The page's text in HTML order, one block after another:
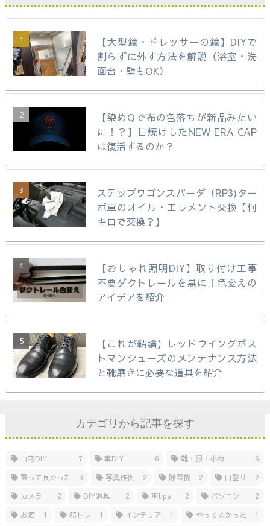
【大型鏡・ドレッサーの鏡】DIYで
割らずに外す方法を解説（浴室・洗
面台・壁もOK）
【染めQで布の色落ちが新品みたい
に！？】日焼けしたNEW ERA CAP
は復活するのか？
ステップワゴンスパーダ（RP3)ター
ボ車のオイル・エレメント交換【何
キロで交換？】
【おしゃれ照明DIY】取り付け工事
不要ダクトレールを黒に！色変えの
アイデアを紹介
【これが結論】レッドウイングポス
トマンシューズのメンテナンス方法
と靴磨きに必要な道具を紹介
カテゴリから記事を探す
自宅DIY 7 車DIY 6 靴・服・小物
6
買って良かった
3 写真作例 2 除雪機 2 山登り
2
カメラ
2 DIY道具 2 車tips 2 パソコン
2
お酒
1 筋トレ 1 インテリア 1 やってよかった 1